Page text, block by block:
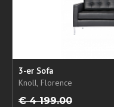
3-er Sofa
Knoll, Florence
€ 4 199.00